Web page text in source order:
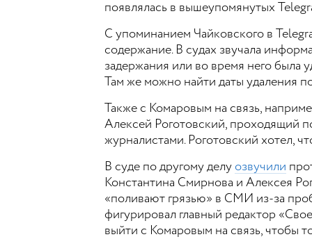
появлялась в вышеупомянутых
С упоминанием Чайковского в
содержание. В судах звучала
задержания или во время него была
Там же можно найти даты удаления
Также с Комаровым на связь,
Алексей Роготовский, проходящий
журналистами. Роготовский хотел,
В суде по другому делу озвучили
Константина Смирнова и Алексея
«поливают грязью» в СМИ из-за
фигурировал главный редактор
выйти с Комаровым на связь, чтобы